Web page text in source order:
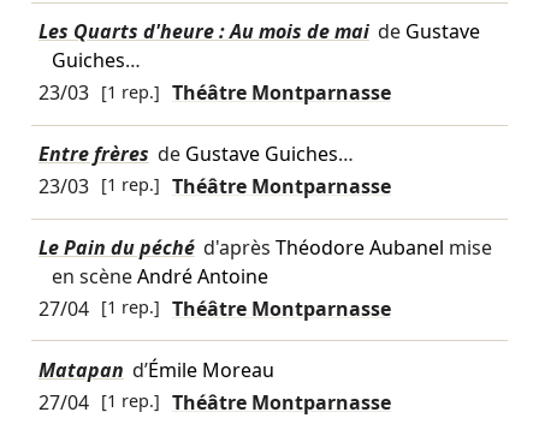
Les Quarts d'heure : Au mois de mai de Gustave
Guiches…
23/03 [1 rep.] Théâtre Montparnasse
Entre frères de Gustave Guiches…
23/03 [1 rep.] Théâtre Montparnasse
Le Pain du péché d'après Théodore Aubanel mise
en scèneAndré Antoine
27/04 [1 rep.] Théâtre Montparnasse
Matapan d’Émile Moreau
27/04 [1 rep.] Théâtre Montparnasse